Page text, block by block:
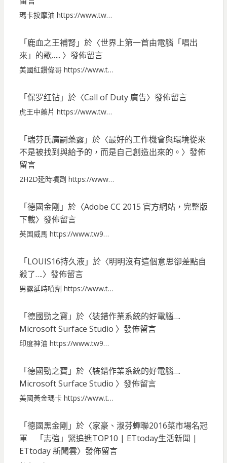
瑪卡按摩油 https://www.tw…
「鹿血之王補腎 」於〈世界上第一首由電腦「唱出
來」的歌….. 〉發佈留言
美國紅鑽偉哥 https://www.t…
「保罗红钻」於〈Call of Duty 廣告〉發佈留言
虎王中藥片 https://www.tw…
「瑞芬氏廣嗣藥露」於〈最好的工作機會與環境從來
不是被找到與給予的，而是自己創造出來的。 〉發佈
留言
2H2D延時噴劑 https://www…
「德國金剛 」於〈Adobe CC 2015 官方網站，完整版
下載〉發佈留言
英国威馬 https://www.tw9…
「LOUIS16持久液」於〈明明沒有這個意思卻差點自
殺了….〉發佈留言
男露延時噴劑 https://www.t…
「德國勁之寶 」於〈裝錯作業系統的好電腦….
Microsoft Surface Studio 〉發佈留言
印度神油 https://www.tw9…
「德國勁之寶 」於〈裝錯作業系統的好電腦….
Microsoft Surface Studio 〉發佈留言
美國黃金瑪卡 https://www.t…
「德國黑金剛 」於〈家豪、淑芬蟬聯2016菜市場名冠
軍 「志強」緊追進TOP10 | ETtoday生活新聞 |
ETtoday 新聞雲〉發佈留言